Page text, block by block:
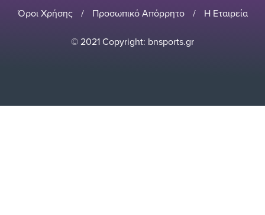
Όροι Χρήσης / Προσωπικό Απόρρητο / Η Εταιρεία
© 2021 Copyright: bnsports.gr